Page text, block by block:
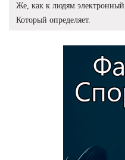
Же, как к людям электронный
Который определяет.